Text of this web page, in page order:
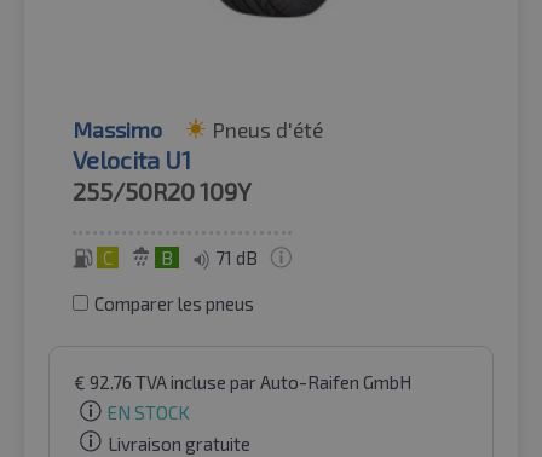
Massimo Pneus d'été
Velocita U1
255/50R20109Y
C B 71 dB
Comparer les pneus
€ 92.76 TVA incluse par Auto-Raifen GmbH
EN STOCK
Livraison gratuite